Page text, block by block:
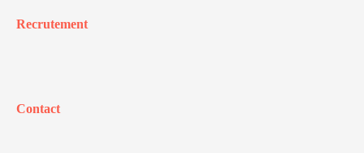
Recrutement
Contact